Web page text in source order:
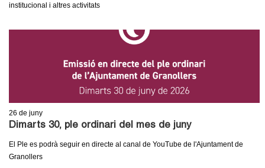
institucional i altres activitats
26 de juny
Dimarts 30, ple ordinari del mes de juny
El Ple es podrà seguir en directe al canal de YouTube de l'Ajuntament de
Granollers